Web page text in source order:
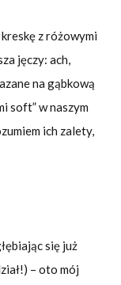
z różowymi
jęczy: ach,
na gąbkową
soft” w naszym
ich zalety,
się już
– oto mój